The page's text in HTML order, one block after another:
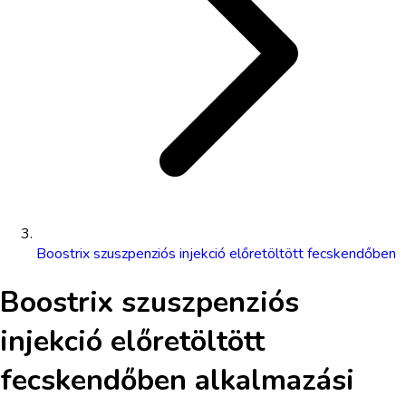
Boostrix szuszpenziós injekció előretöltött fecskendőben
Boostrix szuszpenziós
injekció előretöltött
fecskendőben alkalmazási